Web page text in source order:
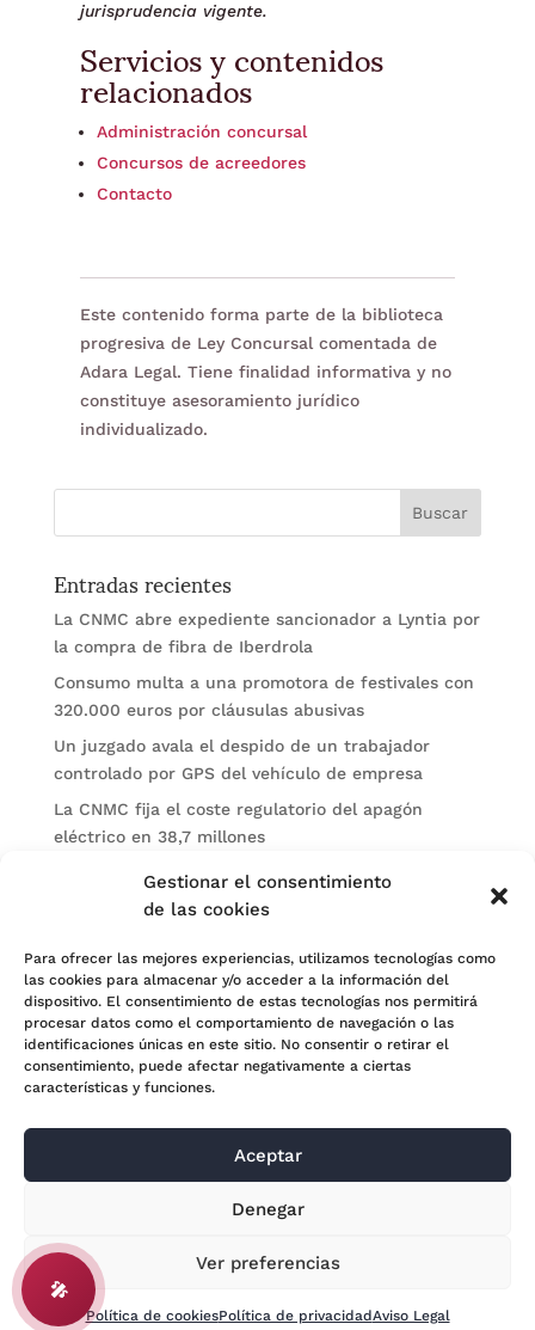
Gestionar el consentimiento
de las cookies
Para ofrecer las mejores experiencias, utilizamos tecnologías como
las cookies para almacenar y/o acceder a la información del
dispositivo. El consentimiento de estas tecnologías nos permitirá
procesar datos como el comportamiento de navegación o las
identificaciones únicas en este sitio. No consentir o retirar el
consentimiento, puede afectar negativamente a ciertas
características y funciones.
Aceptar
Denegar
Ver preferencias
Política de cookiesPolítica de privacidadAviso Legal
jurisprudencia vigente.
Servicios y contenidos
relacionados
Administración concursal
Concursos de acreedores
Contacto
Este contenido forma parte de la biblioteca
progresiva de Ley Concursal comentada de
Adara Legal. Tiene finalidad informativa y no
constituye asesoramiento jurídico
individualizado.
Entradas recientes
La CNMC abre expediente sancionador a Lyntia por
la compra de fibra de Iberdrola
Consumo multa a una promotora de festivales con
320.000 euros por cláusulas abusivas
Un juzgado avala el despido de un trabajador
controlado por GPS del vehículo de empresa
La CNMC fija el coste regulatorio del apagón
eléctrico en 38,7 millones
El BOE publica sanciones de la CNMV a Soltec y
Categorías
Actualidad
Noticias Jurídicas
Subastas
Aviso Legal
🎤